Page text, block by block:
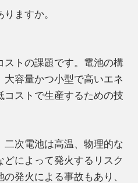
ますか。
ストの課題です。電池の構
容量かつ小型で高いエネ
コストで生産するための技
次電池は高温、物理的な
によって発火するリスク
発火による事故もあり、